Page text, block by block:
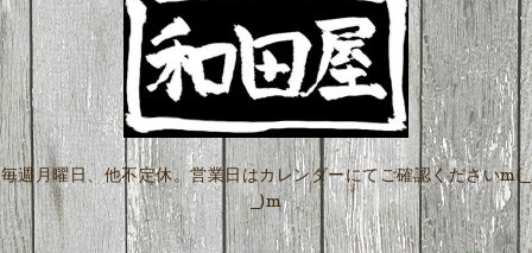
毎週月曜日、他不定休。営業日はカレンダーにてご確認くださいm(_
_)m